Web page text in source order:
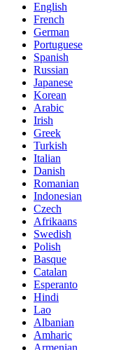
English
French
German
Portuguese
Spanish
Russian
Japanese
Korean
Arabic
Irish
Greek
Turkish
Italian
Danish
Romanian
Indonesian
Czech
Afrikaans
Swedish
Polish
Basque
Catalan
Esperanto
Hindi
Lao
Albanian
Amharic